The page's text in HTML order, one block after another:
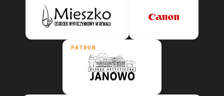
PATRON